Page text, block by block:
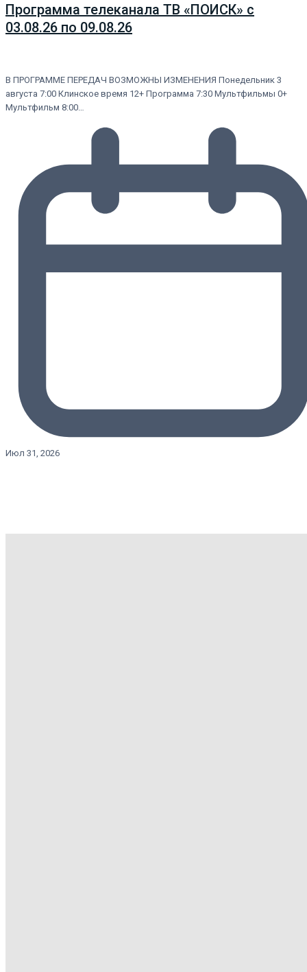
Программа телеканала ТВ «ПОИСК» с
03.08.26 по 09.08.26
В ПРОГРАММЕ ПЕРЕДАЧ ВОЗМОЖНЫ ИЗМЕНЕНИЯ Понедельник 3
августа 7:00 Клинское время 12+ Программа 7:30 Мультфильмы 0+
Мультфильм 8:00…
Июл 31, 2026